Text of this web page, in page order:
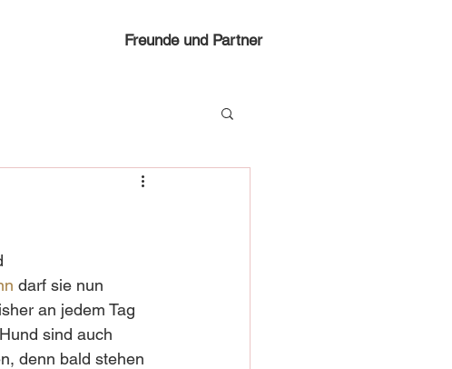
Freunde und Partner
darf sie nun
an jedem Tag
sind auch
denn bald stehen